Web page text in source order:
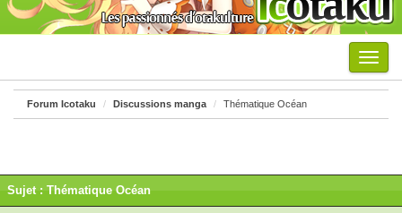
Menu
Forum Icotaku Discussions manga Thématique Océan
Sujet : Thématique Océan